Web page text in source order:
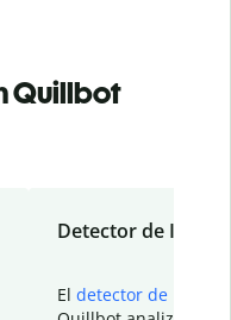
Quillbot
Detector de IA
El detector de IA